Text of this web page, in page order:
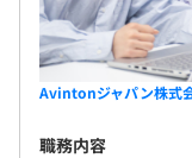
Avintonジャパン株式
職務内容